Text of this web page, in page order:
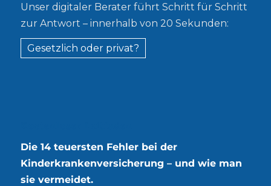
Unser digitaler Berater führt Schritt für Schritt
zur Antwort – innerhalb von 20 Sekunden:
Gesetzlich oder privat?
Die 14 teuersten Fehler bei der
Kinderkrankenversicherung – und wie man
sie vermeidet.